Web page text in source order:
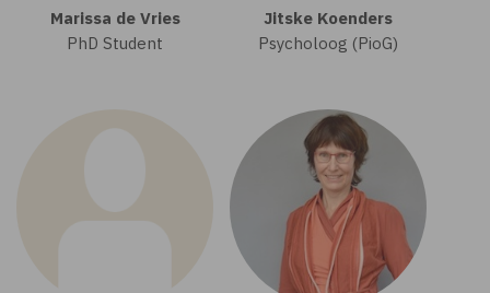
Marissa de Vries
PhD Student
Jitske Koenders
Psycholoog (PioG)